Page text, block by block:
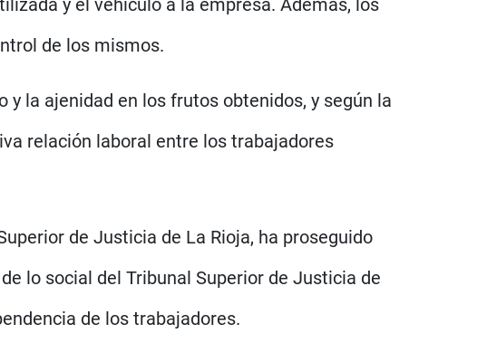
y el vehículo a la empresa. Además, los
de los mismos.
la ajenidad en los frutos obtenidos, y según la
relación laboral entre los trabajadores
de Justicia de La Rioja, ha proseguido
lo social del Tribunal Superior de Justicia de
de los trabajadores.